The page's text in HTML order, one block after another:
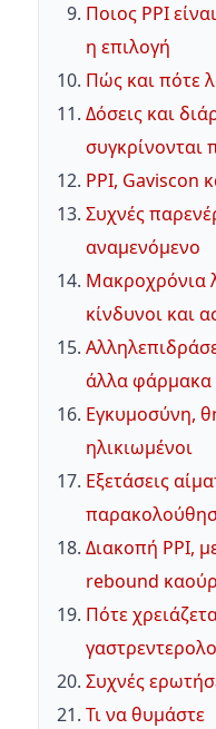
Ποιος PPI
η επιλογή
Πώς και πότε
Δόσεις και
συγκρίνονται
PPI, Gaviscon
Συχνές
αναμενόμενο
Μακροχρόνια
κίνδυνοι και
άλλα φάρμακα
Εγκυμοσύνη,
ηλικιωμένοι
Εξετάσεις
Διακοπή PPI,
rebound
Πότε
Συχνές
Τι να θυμάστε